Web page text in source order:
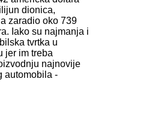
dionica,
zaradio oko 739
Iako su najmanja i
tvrtka u
jer im treba
najnovije
automobila -